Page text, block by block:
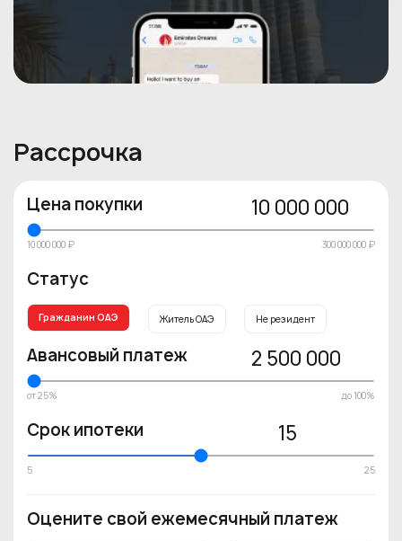
Рассрочка
Цена покупки 10 000 000
10 000 000 ₽ 300 000 000 ₽
Статус
Гражданин ОАЭ Житель ОАЭ Не резидент
Авансовый платеж 2 500 000
от 25% до 100%
Срок ипотеки 15
5 25
Оцените свой ежемесячный платеж